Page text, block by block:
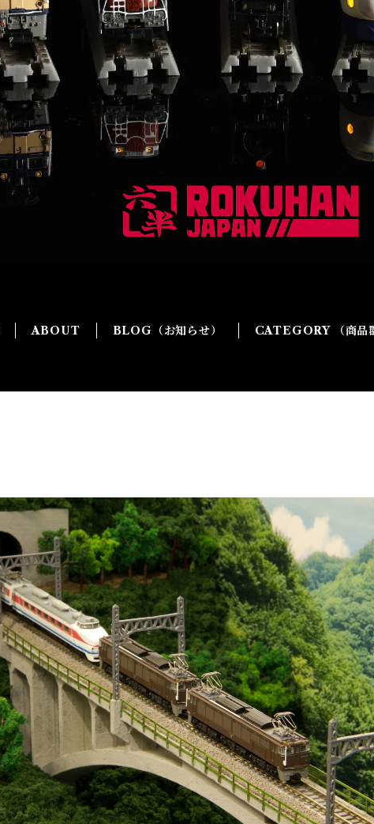
ABOUT BLOG（お知らせ） CATEGORY （商品